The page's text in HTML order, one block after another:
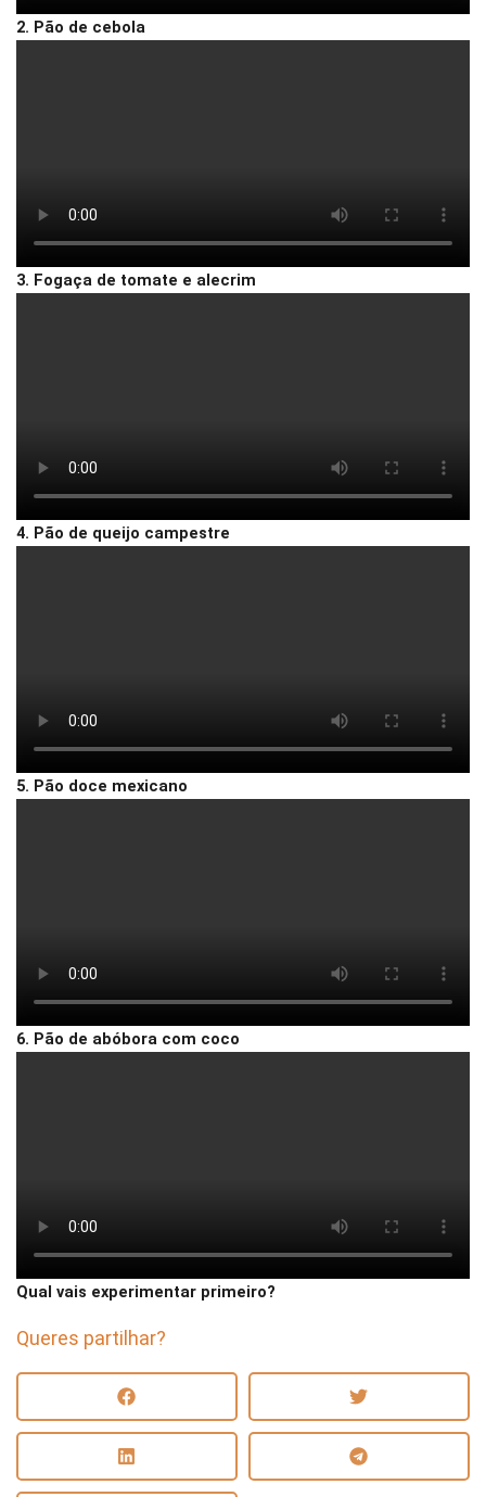
2. Pão de cebola
3. Fogaça de tomate e alecrim
4. Pão de queijo campestre
5. Pão doce mexicano
6. Pão de abóbora com coco
Qual vais experimentar primeiro?
Queres partilhar?